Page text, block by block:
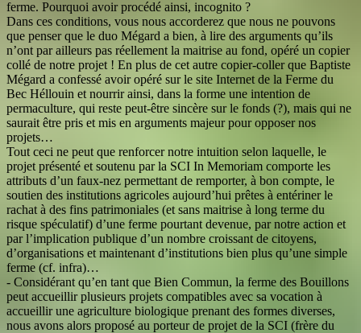
ferme. Pourquoi avoir procédé ainsi, incognito ?
Dans ces conditions, vous nous accorderez que nous ne pouvons
que penser que le duo Mégard a bien, à lire des arguments qu’ils
n’ont par ailleurs pas réellement la maitrise au fond, opéré un copier
collé de notre projet ! En plus de cet autre copier-coller que Baptiste
Mégard a confessé avoir opéré sur le site Internet de la Ferme du
Bec Héllouin et nourrir ainsi, dans la forme une intention de
permaculture, qui reste peut-être sincère sur le fonds (?), mais qui ne
saurait être pris et mis en arguments majeur pour opposer nos
projets…
Tout ceci ne peut que renforcer notre intuition selon laquelle, le
projet présenté et soutenu par la SCI In Memoriam comporte les
attributs d’un faux-nez permettant de remporter, à bon compte, le
soutien des institutions agricoles aujourd’hui prêtes à entériner le
rachat à des fins patrimoniales (et sans maitrise à long terme du
risque spéculatif) d’une ferme pourtant devenue, par notre action et
par l’implication publique d’un nombre croissant de citoyens,
d’organisations et maintenant d’institutions bien plus qu’une simple
ferme (cf. infra)…
- Considérant qu’en tant que Bien Commun, la ferme des Bouillons
peut accueillir plusieurs projets compatibles avec sa vocation à
accueillir une agriculture biologique prenant des formes diverses,
nous avons alors proposé au porteur de projet de la SCI (frère du